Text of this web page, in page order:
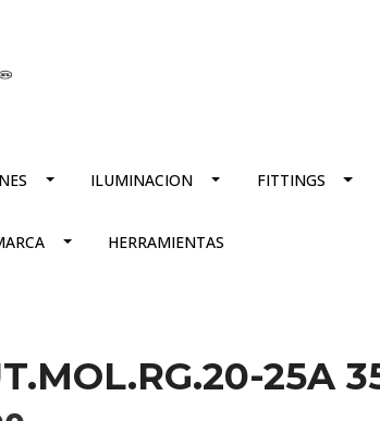
ILUMINACION FITTINGS
HERRAMIENTAS
25A